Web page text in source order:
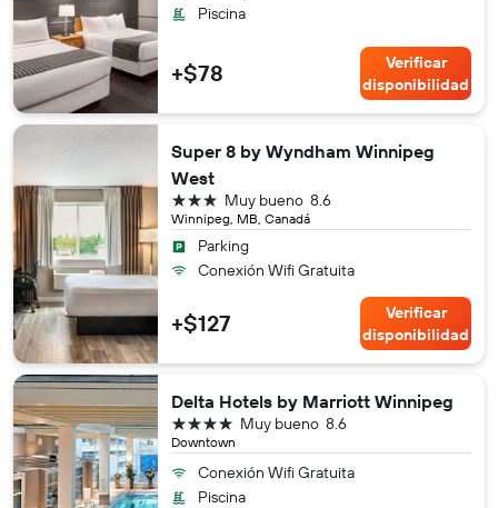
Piscina
+$78
Verificar
disponibilidad
Super 8 by Wyndham Winnipeg
West
Winnipeg, MB, Canadá
8.6
Muy bueno
3 estrellas
Parking
Conexión Wifi Gratuita
+$127
Verificar
disponibilidad
Delta Hotels by Marriott Winnipeg
Downtown
8.6
Muy bueno
4 estrellas
Conexión Wifi Gratuita
Piscina